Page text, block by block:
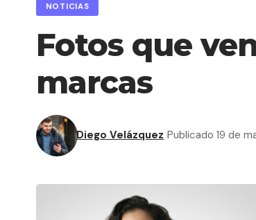
NOTICIAS
Fotos que
marcas
Diego Velázquez Publicado 19 de